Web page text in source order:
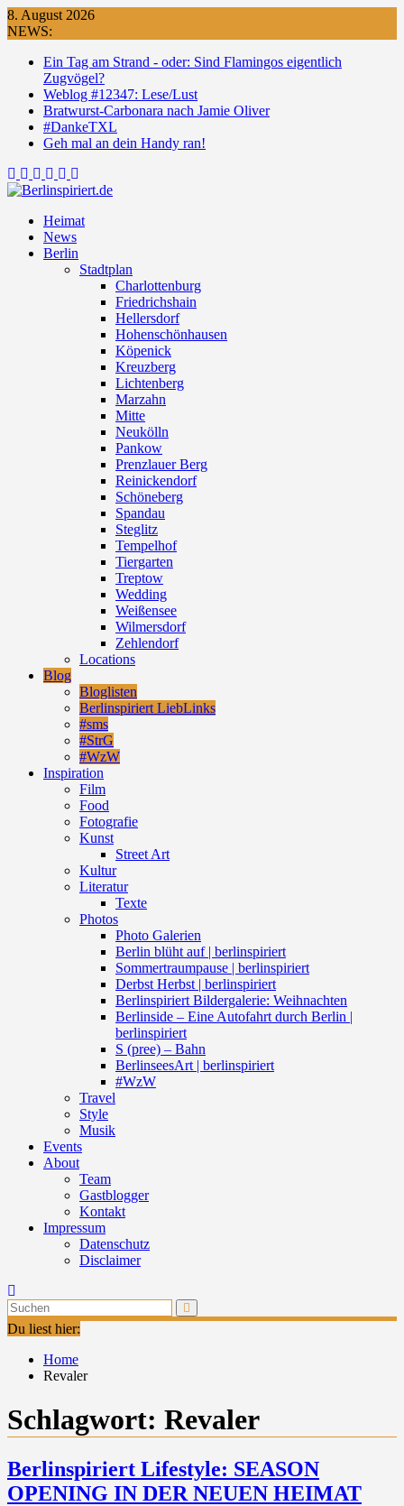
Skip
to
8. August 2026
NEWS:
Ein Tag am Strand - oder: Sind Flamingos eigentlich
Zugvögel?
Weblog #12347: Lese/Lust
Bratwurst-Carbonara nach Jamie Oliver
#DankeTXL
Geh mal an dein Handy ran!
Heimat
News
Berlin
Stadtplan
Charlottenburg
Friedrichshain
Hellersdorf
Hohenschönhausen
Köpenick
Kreuzberg
Lichtenberg
Marzahn
Mitte
Neukölln
Pankow
Prenzlauer Berg
Reinickendorf
Schöneberg
Spandau
Steglitz
Tempelhof
Tiergarten
Treptow
Wedding
Weißensee
Wilmersdorf
Zehlendorf
Locations
Blog
Bloglisten
Berlinspiriert LiebLinks
#sms
#StrG
#WzW
Inspiration
Film
Food
Fotografie
Kunst
Street Art
Kultur
Literatur
Texte
Photos
Photo Galerien
Berlin blüht auf | berlinspiriert
Sommertraumpause | berlinspiriert
Derbst Herbst | berlinspiriert
Berlinspiriert Bildergalerie: Weihnachten
Berlinside – Eine Autofahrt durch Berlin |
berlinspiriert
S (pree) – Bahn
BerlinseesArt | berlinspiriert
#WzW
Travel
Style
Musik
Events
About
Team
Gastblogger
Kontakt
Impressum
Datenschutz
Disclaimer
Du liest hier:
Home
Revaler
Schlagwort: Revaler
Berlinspiriert Lifestyle: SEASON
OPENING IN DER NEUEN HEIMAT